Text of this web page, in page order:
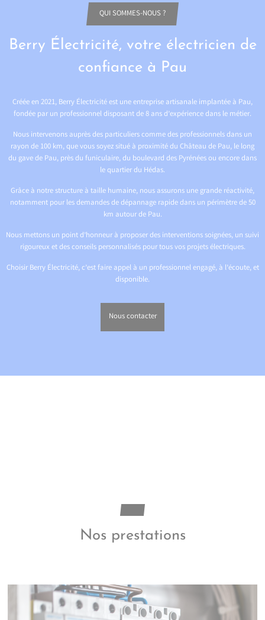
QUI SOMMES-NOUS ?
Berry Électricité, votre électricien de
confiance à Pau
Créée en 2021, Berry Électricité est une entreprise artisanale implantée à Pau,
fondée par un professionnel disposant de 8 ans d’expérience dans le métier.
Nous intervenons auprès des particuliers comme des professionnels dans un
rayon de 100 km, que vous soyez situé à proximité du Château de Pau, le long
du gave de Pau, près du funiculaire, du boulevard des Pyrénées ou encore dans
le quartier du Hédas.
Grâce à notre structure à taille humaine, nous assurons une grande réactivité,
notamment pour les demandes de dépannage rapide dans un périmètre de 50
km autour de Pau.
Nous mettons un point d’honneur à proposer des interventions soignées, un suivi
rigoureux et des conseils personnalisés pour tous vos projets électriques.
Choisir Berry Électricité, c’est faire appel à un professionnel engagé, à l’écoute, et
disponible.
Nous contacter
Nos prestations